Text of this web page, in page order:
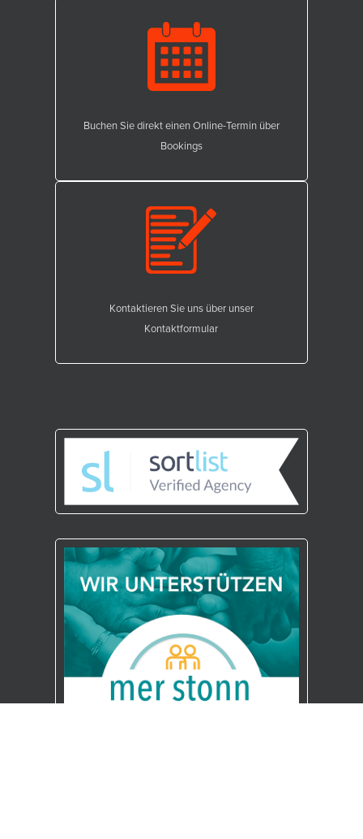
Buchen Sie direkt einen Online-Termin über
Bookings
Kontaktieren Sie uns über unser
Kontaktformular